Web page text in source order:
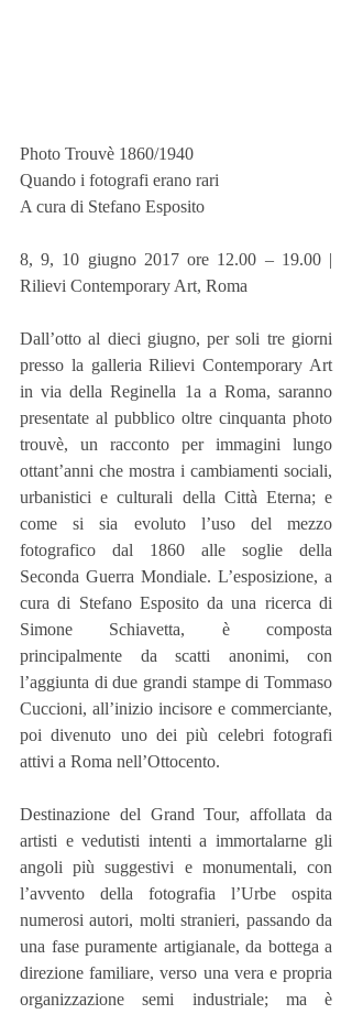
Photo Trouvè 1860/1940
Quando i fotografi erano rari
A cura di Stefano Esposito
8, 9, 10 giugno 2017 ore 12.00 – 19.00 |
Rilievi Contemporary Art, Roma
Dall’otto al dieci giugno, per soli tre giorni
presso la galleria Rilievi Contemporary Art
in via della Reginella 1a a Roma, saranno
presentate al pubblico oltre cinquanta photo
trouvè, un racconto per immagini lungo
ottant’anni che mostra i cambiamenti sociali,
urbanistici e culturali della Città Eterna; e
come si sia evoluto l’uso del mezzo
fotografico dal 1860 alle soglie della
Seconda Guerra Mondiale. L’esposizione, a
cura di Stefano Esposito da una ricerca di
Simone Schiavetta, è composta
principalmente da scatti anonimi, con
l’aggiunta di due grandi stampe di Tommaso
Cuccioni, all’inizio incisore e commerciante,
poi divenuto uno dei più celebri fotografi
attivi a Roma nell’Ottocento.
Destinazione del Grand Tour, affollata da
artisti e vedutisti intenti a immortalarne gli
angoli più suggestivi e monumentali, con
l’avvento della fotografia l’Urbe ospita
numerosi autori, molti stranieri, passando da
una fase puramente artigianale, da bottega a
direzione familiare, verso una vera e propria
organizzazione semi industriale; ma è